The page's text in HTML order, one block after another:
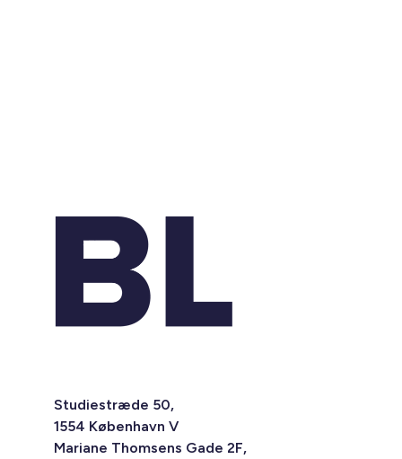
Studiestræde 50,
1554 København V
Mariane Thomsens Gade 2F,